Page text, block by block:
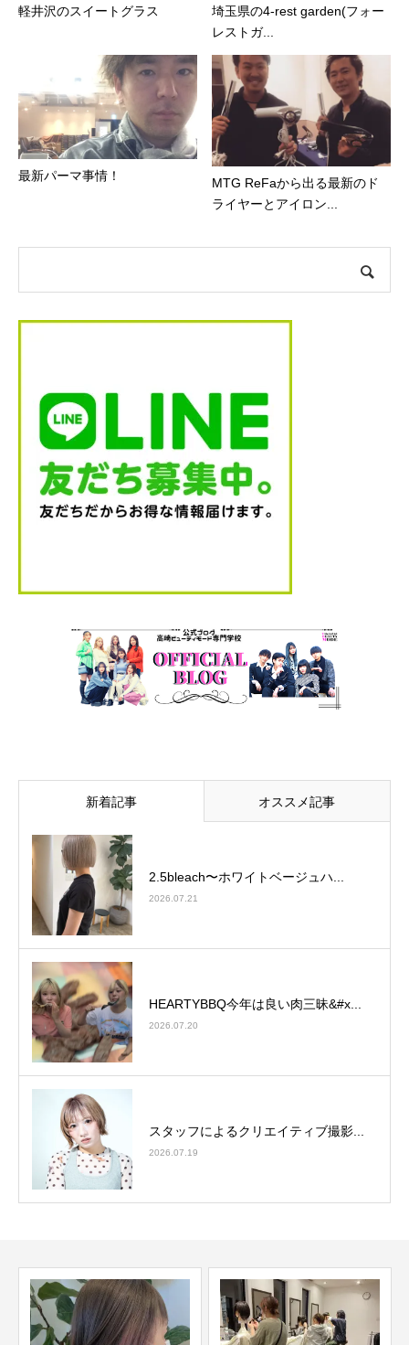
軽井沢のスイートグラス
埼玉県の4-rest garden(フォー
レストガ...
最新パーマ事情！
MTG ReFaから出る最新のド
ライヤーとアイロン...
新着記事 オススメ記事
2.5bleach〜ホワイトベージュ⁡ハ...
2026.07.21
HEARTYBBQ今年は良い肉三昧&#x...
2026.07.20
スタッフによるクリエイティブ撮影...
2026.07.19